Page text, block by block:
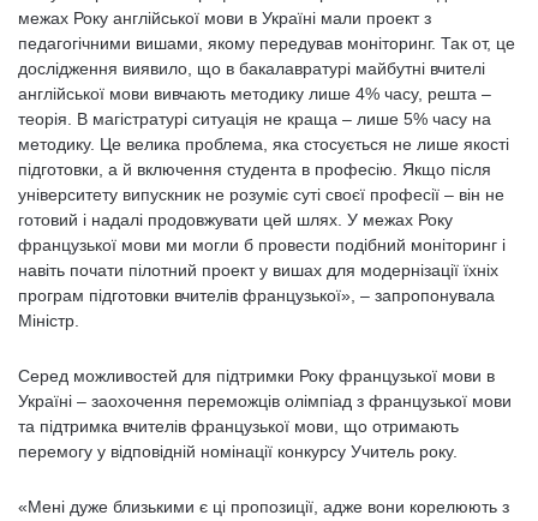
межах Року англійської мови в Україні мали проект з
педагогічними вишами, якому передував моніторинг. Так от, це
дослідження виявило, що в бакалавратурі майбутні вчителі
англійської мови вивчають методику лише 4% часу, решта –
теорія. В магістратурі ситуація не краща – лише 5% часу на
методику. Це велика проблема, яка стосується не лише якості
підготовки, а й включення студента в професію. Якщо після
університету випускник не розуміє суті своєї професії – він не
готовий і надалі продовжувати цей шлях. У межах Року
французької мови ми могли б провести подібний моніторинг і
навіть почати пілотний проект у вишах для модернізації їхніх
програм підготовки вчителів французької», – запропонувала
Міністр.
Серед можливостей для підтримки Року французької мови в
Україні – заохочення переможців олімпіад з французької мови
та підтримка вчителів французької мови, що отримають
перемогу у відповідній номінації конкурсу Учитель року.
«Мені дуже близькими є ці пропозиції, адже вони корелюють з